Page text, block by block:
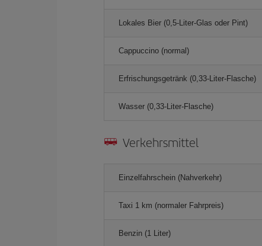
Lokales Bier (0,5-Liter-Glas oder Pint)
Cappuccino (normal)
Erfrischungsgetränk (0,33-Liter-Flasche)
Wasser (0,33-Liter-Flasche)
Verkehrsmittel
Einzelfahrschein (Nahverkehr)
Taxi 1 km (normaler Fahrpreis)
Benzin (1 Liter)